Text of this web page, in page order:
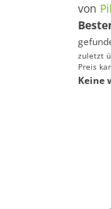
von
zuletzt
Preis
Keine